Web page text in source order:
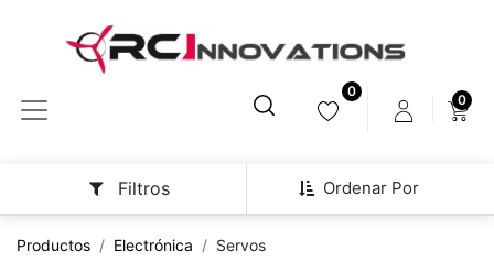
0
0
Ordenar Por
Filtros
Productos Electrónica Servos